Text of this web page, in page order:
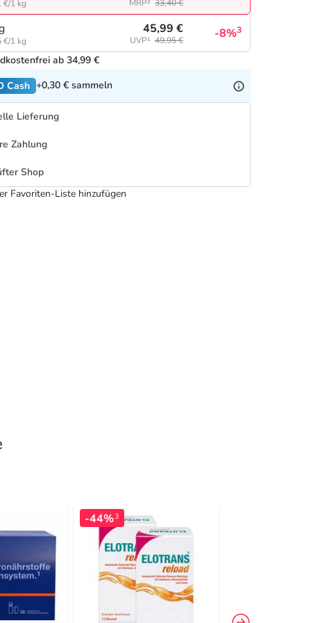
€/1 kg MRP² 33,40 €
€/1 kg
45,99 €
UVP¹ 49,95 € -8%3
ab 34,99 €
Cash +0,30 € sammeln
Lieferung
Zahlung
Shop
Favoriten-Liste hinzufügen
-44%3